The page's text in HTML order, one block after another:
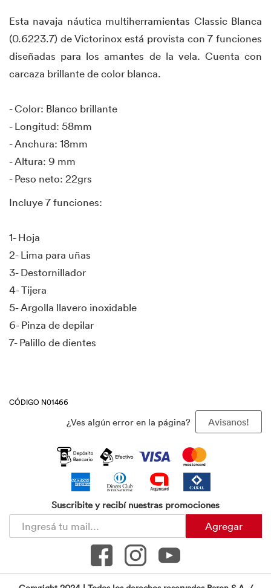
Esta navaja náutica multiherramientas Classic Blanca
(0.6223.7) de Victorinox está provista con 7 funciones
diseñadas para los amantes de la vela. Cuenta con
carcaza brillante de color blanca.
- Color: Blanco brillante
- Longitud: 58mm
- Anchura: 18mm
- Altura: 9 mm
- Peso neto: 22grs
Incluye 7 funciones:
1- Hoja
2- Lima para uñas
3- Destornillador
4- Tijera
5- Argolla llavero inoxidable
6- Pinza de depilar
7- Palillo de dientes
CÓDIGO N01466
¿Ves algún error en la página? Avisanos!
Suscribite y recibí nuestras promociones
Agregar